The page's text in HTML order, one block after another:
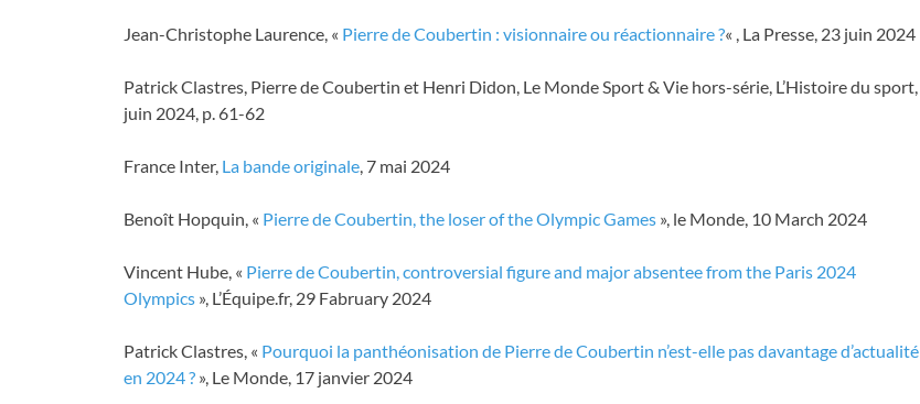
Jean-Christophe Laurence, « Pierre de Coubertin : visionnaire ou réactionnaire ?« , La Presse, 23 juin 2024
Patrick Clastres, Pierre de Coubertin et Henri Didon, Le Monde Sport & Vie hors-série, L’Histoire du sport,
juin 2024, p. 61-62
France Inter, La bande originale, 7 mai 2024
Benoît Hopquin, « Pierre de Coubertin, the loser of the Olympic Games », le Monde, 10 March 2024
Vincent Hube, « Pierre de Coubertin, controversial figure and major absentee from the Paris 2024
Olympics », L’Équipe.fr, 29 Fabruary 2024
Patrick Clastres, « Pourquoi la panthéonisation de Pierre de Coubertin n’est-elle pas davantage d’actualité
en 2024 ? », Le Monde, 17 janvier 2024